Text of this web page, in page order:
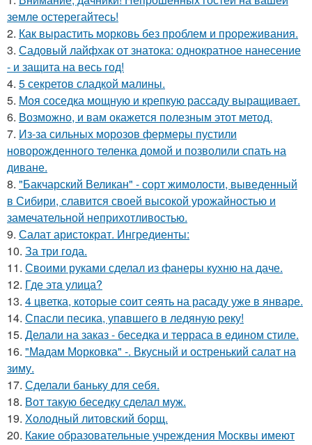
земле остерегайтесь!
2. Как вырастить морковь без проблем и прореживания.
3. Садовый лайфхак от знатока: однократное нанесение
- и защита на весь год!
4. 5 секретов сладкой малины.
5. Моя соседка мощную и крепкую рассаду выращивает.
6. Возможно, и вам окажется полезным этот метод.
7. Из-за сильных морозов фермеры пустили
новорожденного теленка домой и позволили спать на
диване.
8. "Бакчарский Великан" - сорт жимолости, выведенный
в Сибири, славится своей высокой урожайностью и
замечательной неприхотливостью.
9. Салат аристократ. Ингредиенты:
10. За три года.
11. Своими руками сделал из фанеры кухню на даче.
12. Где этa улица?
13. 4 цветка, которые соит сеять на расаду уже в январе.
14. Спасли песика, упaвшего в ледяную рeку!
15. Делали на заказ - беседка и терраса в едином стиле.
16. "Мадам Морковка" -. Вкусный и остренький салат на
зиму.
17. Сделали баньку для себя.
18. Вот такую беседку сделал муж.
19. Холодный литовский борщ.
20. Какие образовательные учреждения Москвы имеют